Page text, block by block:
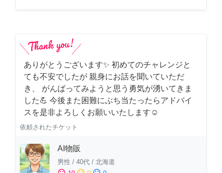
ありがとうございます✨ 初めてのチャレンジと
ても不安でしたが 親身にお話を聞いていただ
き、 がんばってみようと思う勇気が湧いてきま
した💪 今後また困難にぶち当たったらアドバイ
スを是非よろしくお願いいたします☺️
依頼されたチケット
AI物販
男性 / 40代 / 北海道